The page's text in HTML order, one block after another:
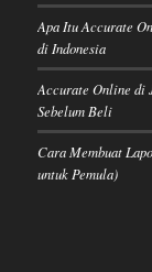
Apa Itu Accurate
di Indonesia
Accurate Online di
Sebelum Beli
Cara Membuat
untuk Pemula)